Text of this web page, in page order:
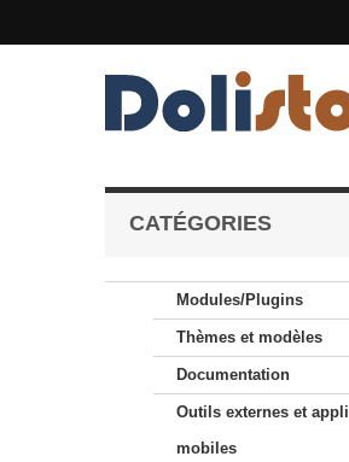
CATÉGORIES
Modules/Plugins
Thèmes et modèles
Documentation
Outils externes et appli
mobiles